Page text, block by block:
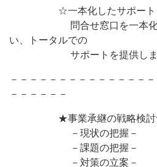
☆一本化したサポート
問合せ窓口を一本化、
い、トータルでの
サポートを提供しま
－－－－－－－－－－－－－－
－－－－－－
★事業承継の戦略検討サ
－現状の把握－
－課題の把握－
－対策の立案－